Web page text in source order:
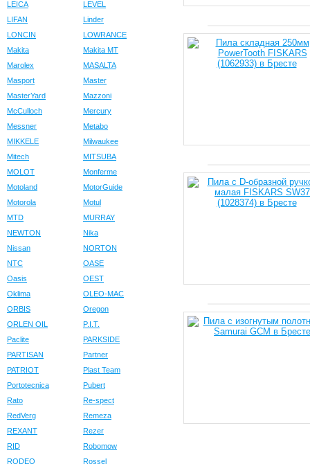
LEICA
LEVEL
LIFAN
Linder
LONCIN
LOWRANCE
Makita
Makita MT
Marolex
MASALTA
Masport
Master
MasterYard
Mazzoni
McCulloch
Mercury
Messner
Metabo
MIKKELE
Milwaukee
Mitech
MITSUBA
MOLOT
Monferme
Motoland
MotorGuide
Motorola
Motul
MTD
MURRAY
NEWTON
Nika
Nissan
NORTON
NTC
OASE
Oasis
OEST
Oklima
OLEO-MAC
ORBIS
Oregon
ORLEN OIL
P.I.T.
Paclite
PARKSIDE
PARTISAN
Partner
PATRIOT
Plast Team
Portotecnica
Pubert
Rato
Re-spect
RedVerg
Remeza
REXANT
Rezer
RID
Robomow
RODEO
Rossel